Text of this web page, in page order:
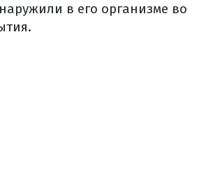
в его организме во